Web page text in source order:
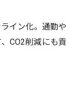
イン化。通勤や
CO2削減にも貢